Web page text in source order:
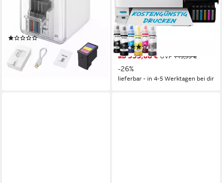
(Wi-Fi), Mobiler Handheld-
Farbdrucker – WLAN,
Bluetooth, 1200 dpi, 160 g)
(3)
UVP
-67%
lieferbar - in 2-3 Werktagen bei dir
5760 x 1440 dpi Auflösung Farb Druck
1200 x 4800 dpi Auflösung Scan
Tintendruck Druckverfahren
(6)
ab 535,68 € UVP 719,99 €
-26%
lieferbar - in 4-5 Werktagen bei dir